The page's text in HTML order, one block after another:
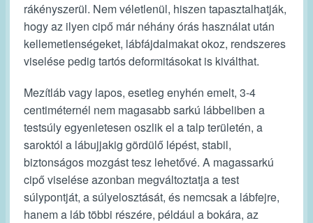
rákényszerül. Nem véletlenül, hiszen tapasztalhatják,
hogy az ilyen cipő már néhány órás használat után
kellemetlenségeket, lábfájdalmakat okoz, rendszeres
viselése pedig tartós deformitásokat is kiválthat.
Mezítláb vagy lapos, esetleg enyhén emelt, 3-4
centiméternél nem magasabb sarkú lábbeliben a
testsúly egyenletesen oszlik el a talp területén, a
saroktól a lábujjakig gördülő lépést, stabil,
biztonságos mozgást tesz lehetővé. A magassarkú
cipő viselése azonban megváltoztatja a test
súlypontját, a súlyelosztását, és nemcsak a lábfejre,
hanem a láb többi részére, például a bokára, az